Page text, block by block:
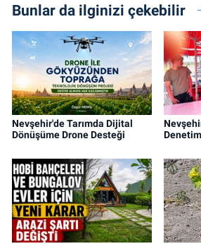
Bunlar da ilginizi çekebilir
Nevşehir'de Tarımda Dijital
Dönüşüme Drone Desteği